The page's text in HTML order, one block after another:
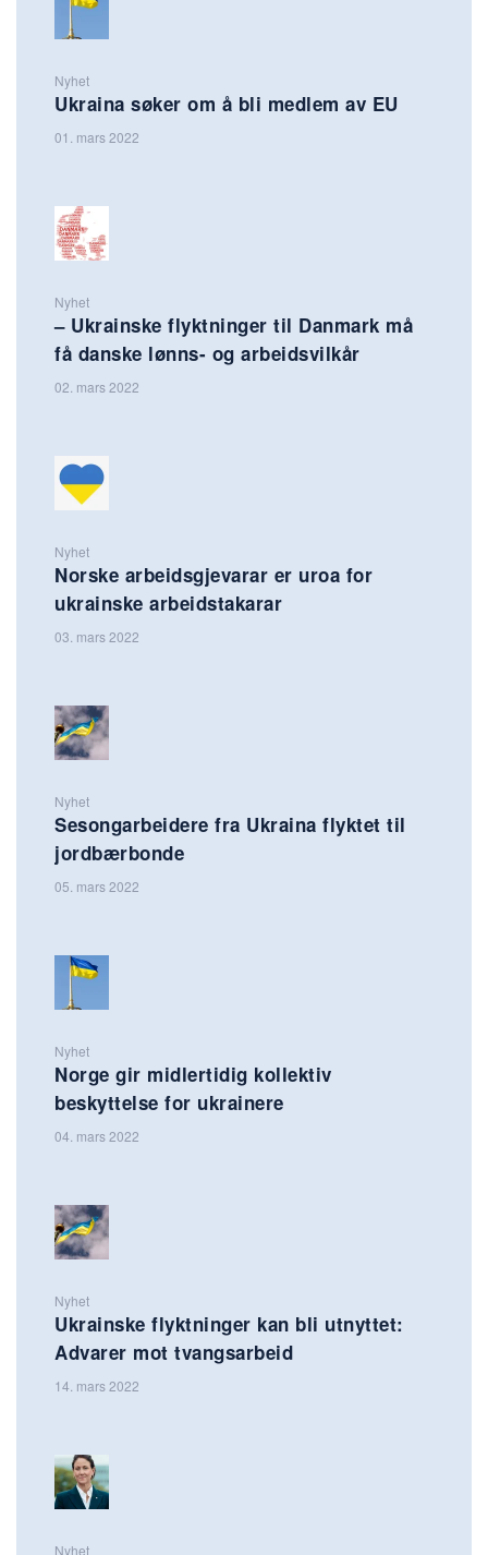
Nyhet
Ukraina søker om å bli medlem av EU
01. mars 2022
Nyhet
– Ukrainske flyktninger til Danmark må
få danske lønns- og arbeidsvilkår
02. mars 2022
Nyhet
Norske arbeidsgjevarar er uroa for
ukrainske arbeidstakarar
03. mars 2022
Nyhet
Sesongarbeidere fra Ukraina flyktet til
jordbærbonde
05. mars 2022
Nyhet
Norge gir midlertidig kollektiv
beskyttelse for ukrainere
04. mars 2022
Nyhet
Ukrainske flyktninger kan bli utnyttet:
Advarer mot tvangsarbeid
14. mars 2022
Nyhet